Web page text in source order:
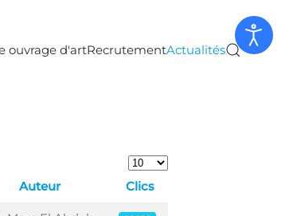
ouvrage d'artRecrutementActualités
Afficher #
Auteur Clics